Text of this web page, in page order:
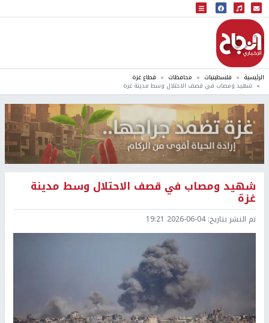
البث المباشر
إذاعة النجاح
الرئيسية فلسطينيات محافظات قطاع غزة
شهيد ومصاب في قصف الاحتلال وسط مدينة غزة
شهيد ومصاب في قصف الاحتلال وسط مدينة
غزة
تم النشر بتاريخ:2026-06-04 19:21